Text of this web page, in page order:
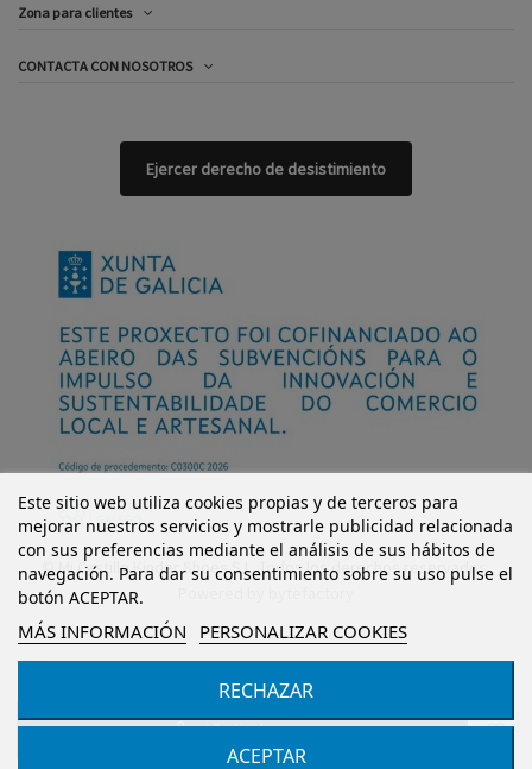
Añadir al carrito
Zona para clientes
CONTACTA CON NOSOTROS
Este sitio web utiliza cookies propias y de terceros para
mejorar nuestros servicios y mostrarle publicidad relacionada
con sus preferencias mediante el análisis de sus hábitos de
navegación. Para dar su consentimiento sobre su uso pulse el
botón ACEPTAR.
MÁS INFORMACIÓN PERSONALIZAR COOKIES
RECHAZAR
ACEPTAR
Ejercer derecho de desistimiento
© Mi Castillo Kinder Shoes S.L. Todos los derechos reservados.